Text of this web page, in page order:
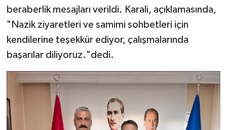
beraberlik mesajları verildi. Karali, açıklamasında,
"Nazik ziyaretleri ve samimi sohbetleri için
kendilerine teşekkür ediyor, çalışmalarında
başarılar diliyoruz."dedi.